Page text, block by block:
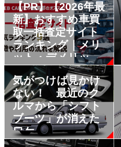
【PR】【2026年最
新】おすすめ車買
取一括査定サイト
ランキング｜メリ
ット・デメリット
も解説
気がつけば見かけ
ない！ 最近のク
ルマから「シフト
ブーツ」が消えた
ワケ